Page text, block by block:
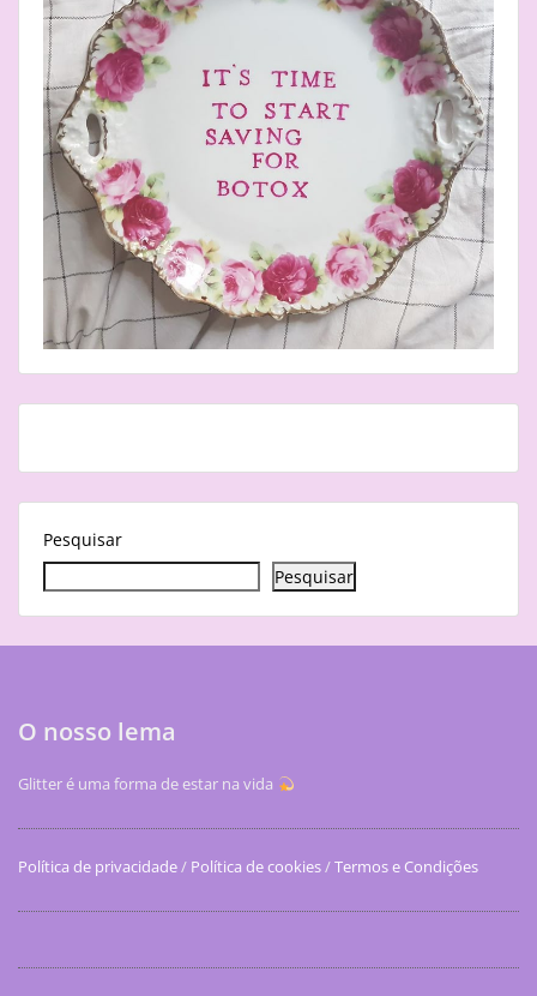
Pesquisar
Pesquisar
O nosso lema
Glitter é uma forma de estar na vida
Política de privacidade/ Política de cookies/Termos e Condições